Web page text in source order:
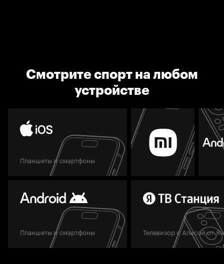
Смотрите спорт на любом
устройстве
Планшеты и смартфоны
Планшеты и смартфоны Телевизор с Алисой от